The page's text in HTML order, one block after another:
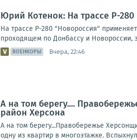
Юрий Котенок: На трассе Р-
На трассе Р-280 "Новороссия"
проходящем по Донбассу и Новороссии,
ВОЕНКОРЫ Вчера, 22:46
А на том берегу....
район Херсона
А на том берегу...Правобережье
одну из квартир в многоэтажке.